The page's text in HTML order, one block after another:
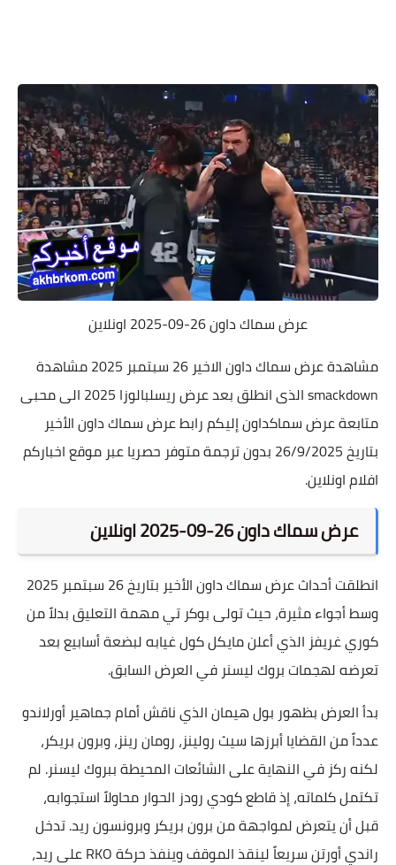
عرض سماك داون 26-09-2025 اونلاين
مشاهدة عرض سماك داون الاخير 26 سبتمبر 2025 مشاهدة
smackdown الذى انطلق بعد عرض ريسلبالوزا 2025 الى محبى
متابعة عرض سماكداون إليكم رابط عرض سماك داون الأخير
بتاريخ 26/9/2025 بدون ترجمة متوفر حصريا عبر موقع اخباركم
افلام اونلاين.
عرض سماك داون 26-09-2025 اونلاين
انطلقت أحداث عرض سماك داون الأخير بتاريخ 26 سبتمبر 2025
وسط أجواء مثيرة، حيث تولى بوكر تي مهمة التعليق بدلاً من
كوري غريفز الذي أعلن مايكل كول غيابه لبضعة أسابيع بعد
تعرضه لهجمات بروك ليسنر في العرض السابق.
بدأ العرض بظهور بول هيمان الذي ناقش أمام جماهير أورلاندو
عدداً من القضايا أبرزها سيث رولينز، رومان رينز، وبرون بريكر،
لكنه ركز في النهاية على الشائعات المحيطة ببروك ليسنر. لم
تكتمل كلماته، إذ قاطع كودي رودز الحوار محاولاً استجوابه،
قبل أن يتعرض لمواجهة من برون بريكر وبرونسون ريد. تدخل
راندي أورتن سريعاً لينقذ الموقف وينفذ حركة RKO على ريد،